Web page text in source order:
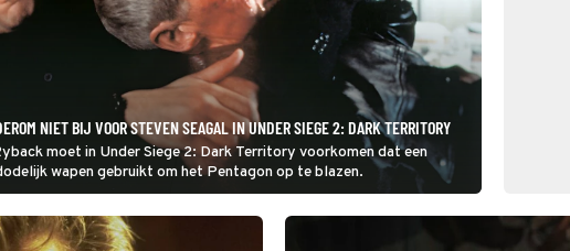
NIET BIJ VOOR STEVEN SEAGAL IN UNDER SIEGE 2: DARK TERRITORY
moet in Under Siege 2: Dark Territory voorkomen dat een
wapen gebruikt om het Pentagon op te blazen.